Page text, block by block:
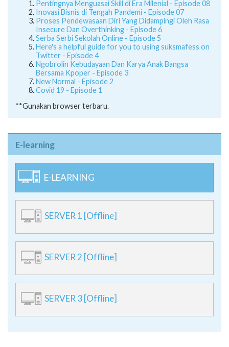
Pentingnya Menguasai Skill di Era Milenial - Episode 08
Inovasi Bisnis di Tengah Pandemi - Episode 07
Proses Pendewasaan Diri Yang Didampingi Oleh Rasa
Insecure Dan Overthinking - Episode 6
Serba Serbi Sekolah Online - Episode 5
Here's a helpful guide for you to using suksmafess on
Twitter - Episode 4
Ngobrolin Kebudayaan Dan Karya Anak Bangsa
Bersama Kpoper - Episode 3
New Normal - Episode 2
Covid 19 - Episode 1
**Gunakan browser terbaru.
E-learning
E-LEARNING
SERVER 1 [Offline]
SERVER 2 [Offline]
SERVER 3 [Offline]